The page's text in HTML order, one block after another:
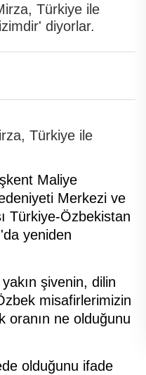
Türkiye ile
diyorlar.
Türkiye ile
Maliye
Merkezi ve
Türkiye-Özbekistan
yeniden
şivenin, dilin
misafirlerimizin
oranın ne olduğunu
olduğunu ifade